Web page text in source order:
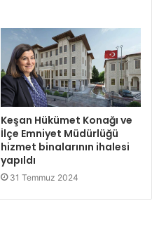
Keşan Hükümet Konağı ve
İlçe Emniyet Müdürlüğü
hizmet binalarının ihalesi
yapıldı
31 Temmuz 2024